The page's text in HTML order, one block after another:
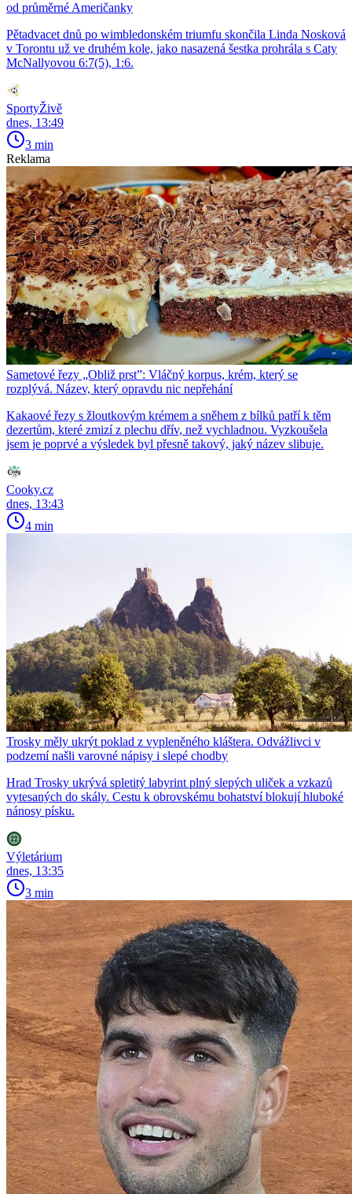
od průměrné Američanky
Pětadvacet dnů po wimbledonském triumfu skončila Linda Nosková
v Torontu už ve druhém kole, jako nasazená šestka prohrála s Caty
McNallyovou 6:7(5), 1:6.
SportyŽivě
dnes, 13:49
3 min
Reklama
Sametové řezy „Obliž prst”: Vláčný korpus, krém, který se
rozplývá. Název, který opravdu nic nepřehání
Kakaové řezy s žloutkovým krémem a sněhem z bílků patří k těm
dezertům, které zmizí z plechu dřív, než vychladnou. Vyzkoušela
jsem je poprvé a výsledek byl přesně takový, jaký název slibuje.
Cooky.cz
dnes, 13:43
4 min
Trosky měly ukrýt poklad z vypleněného kláštera. Odvážlivci v
podzemí našli varovné nápisy i slepé chodby
Hrad Trosky ukrývá spletitý labyrint plný slepých uliček a vzkazů
vytesaných do skály. Cestu k obrovskému bohatství blokují hluboké
nánosy písku.
Výletárium
dnes, 13:35
3 min